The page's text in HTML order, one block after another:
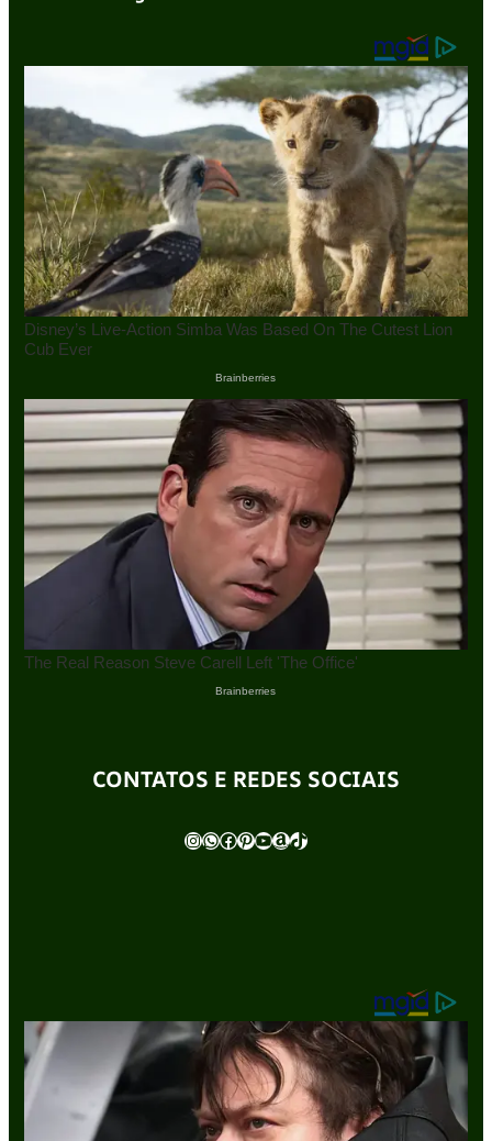
CONTATOS E REDES SOCIAIS
InstagramWhatsApp Facebook Pinterest Youtube Amazon TikTok